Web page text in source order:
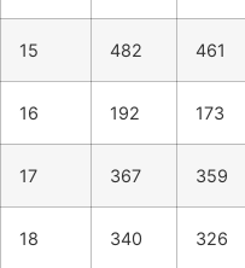
15 482 461
16 192 173
17 367 359
18 340 326